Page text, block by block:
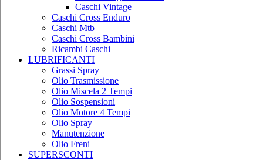
Caschi Vintage
Caschi Cross Enduro
Caschi Mtb
Caschi Cross Bambini
Ricambi Caschi
LUBRIFICANTI
Grassi Spray
Olio Trasmissione
Olio Miscela 2 Tempi
Olio Sospensioni
Olio Motore 4 Tempi
Olio Spray
Manutenzione
Olio Freni
SUPERSCONTI